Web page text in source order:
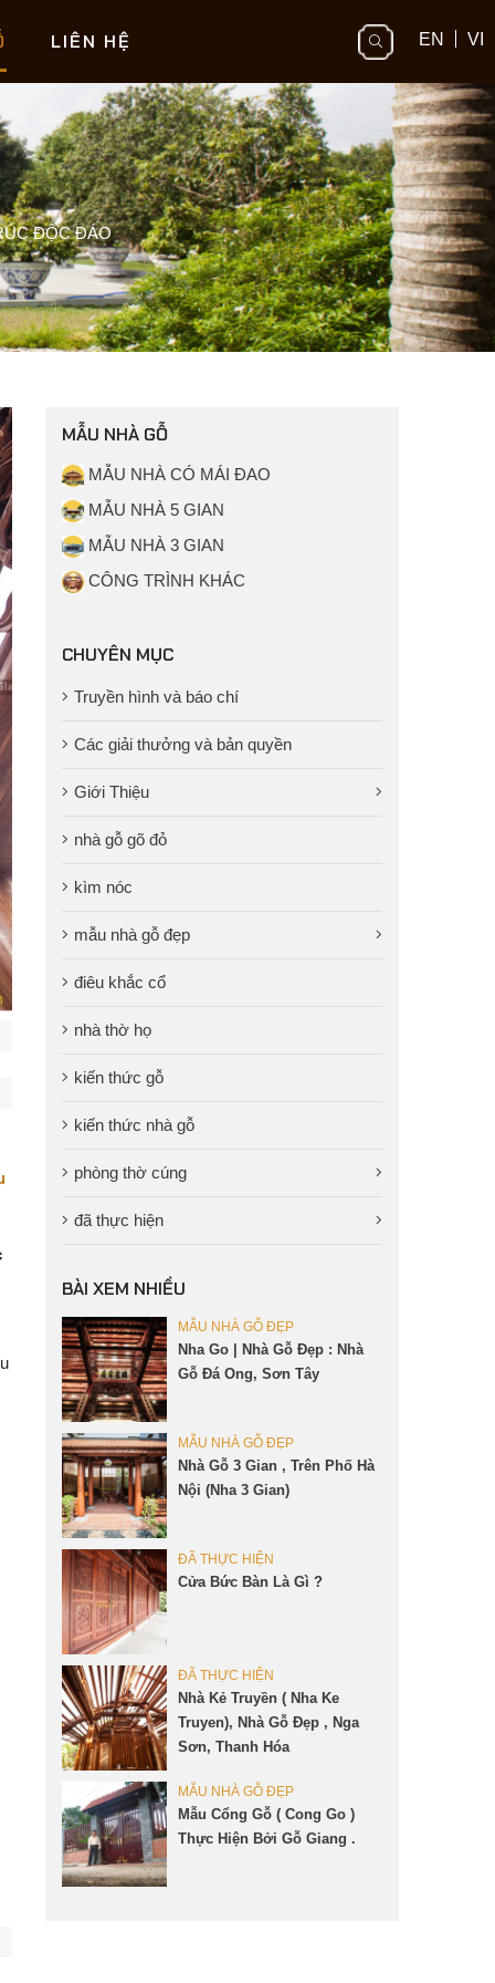
LIÊN HỆ EN VI
ĐỘC ĐÁO
MẪU NHÀ GỖ
MẪU NHÀ CÓ MÁI ĐAO
MẪU NHÀ 5 GIAN
MẪU NHÀ 3 GIAN
CÔNG TRÌNH KHÁC
CHUYÊN MỤC
Truyền hình và báo chí
Các giải thưởng và bản quyền
Giới Thiệu
nhà gỗ gõ đỏ
kìm nóc
mẫu nhà gỗ đẹp
điêu khắc cổ
nhà thờ họ
kiến thức gỗ
kiến thức nhà gỗ
phòng thờ cúng
đã thực hiện
BÀI XEM NHIỀU
MẪU NHÀ GỖ ĐẸP
Nha Go | Nhà Gỗ Đẹp : Nhà
Gỗ Đá Ong, Sơn Tây
MẪU NHÀ GỖ ĐẸP
Nhà Gỗ 3 Gian , Trên Phố Hà
Nội (Nha 3 Gian)
ĐÃ THỰC HIỆN
Cửa Bức Bàn Là Gì ?
ĐÃ THỰC HIỆN
Nhà Kẻ Truyền ( Nha Ke
Truyen), Nhà Gỗ Đẹp , Nga
Sơn, Thanh Hóa
MẪU NHÀ GỖ ĐẸP
Mẫu Cổng Gỗ ( Cong Go )
Thực Hiện Bởi Gỗ Giang .